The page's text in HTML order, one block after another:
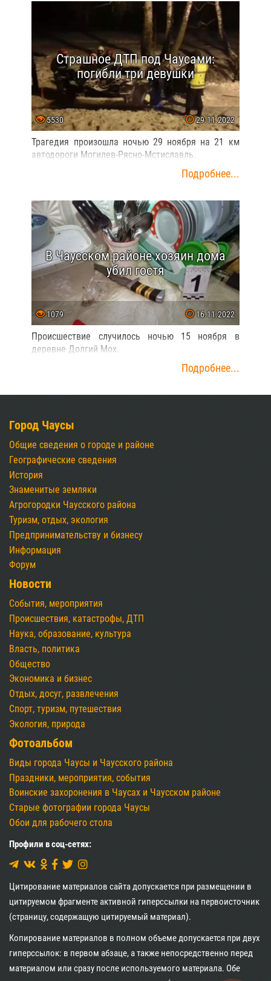
Страшное ДТП под Чаусами:
погибли три девушки
5530 29.11.2022
Трагедия произошла ночью 29 ноября на 21 км
автодороги Могилев-Рясно-Мстиславль.
Подробнее...
В Чаусском районе хозяин дома
убил гостя
1079 16.11.2022
Происшествие случилось ночью 15 ноября в
деревне Долгий Мох.
Подробнее...
Город Чаусы
Общие сведения о городе и районе
Географические сведения
История
Знаменитые земляки
Агрогородки Чаусского района
Туризм, отдых, экология
Предпринимательству и бизнесу
Информация
Форум
Новости
События, мероприятия
Происшествия, катастрофы, ДТП
Наука, образование, культура
Власть, политика
Общество
Экономика и бизнес
Отдых, досуг, развлечения
Спорт, туризм, путешествия
Экология, природа
Фотоальбом
Виды города Чаусы и Чаусского района
Праздники, мероприятия, события
Воинские захоронения в Чаусах и Чаусском районе
Старые фотографии города Чаусы
Обои для рабочего стола
Профили в соц-сетях:
Цитирование материалов сайта допускается при размещении в
цитируемом фрагменте активной гиперссылки на первоисточник
(страницу, содержащую цитируемый материал).
Копирование материалов в полном объеме допускается при двух
гиперссылок: в первом абзаце, а также непосредственно перед
материалом или сразу после используемого материала. Обе